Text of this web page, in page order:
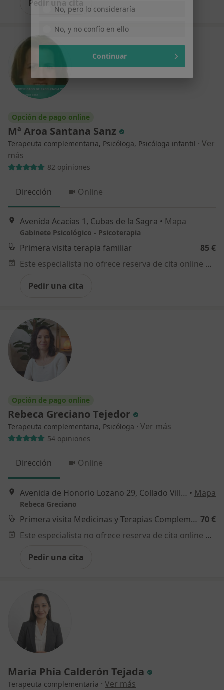
Pedir una cita
Opción de pago online
Mª Aroa Santana Sanz
Terapeuta complementaria, Psicóloga, Psicóloga infantil · Ver
más
82 opiniones
Dirección Online
Avenida Acacias 1, Cubas de la Sagra • Mapa
Gabinete Psicológico - Psicoterapia
Primera visita terapia familiar
85 €
Este especialista no ofrece reserva de cita online en esta dirección.
Pedir una cita
Opción de pago online
Rebeca Greciano Tejedor
Terapeuta complementaria, Psicóloga · Ver más
54 opiniones
Dirección Online
Avenida de Honorio Lozano 29, Collado Villalba • Mapa
Rebeca Greciano
Primera visita Medicinas y Terapias Complementarias 70 €
Este especialista no ofrece reserva de cita online en esta dirección.
Pedir una cita
Maria Phia Calderón Tejada
Terapeuta complementaria · Ver más
Continuar